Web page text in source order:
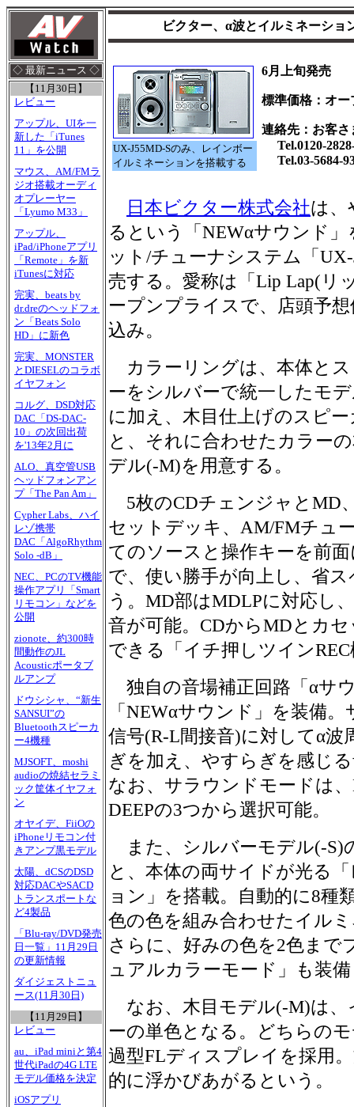
◇ 最新ニュース ◇
【11月30日】
レビュー
アップル、UIを一
新した「iTunes
11」を公開
マウス、AM/FMラ
ジオ搭載オーディ
オプレーヤー
「Lyumo M33」
アップル、
iPad/iPhoneアプリ
「Remote」を新
iTunesに対応
完実、beats by
dr.dreのヘッドフォ
ン「Beats Solo
HD」に新色
完実、MONSTER
とDIESELのコラボ
イヤフォン
コルグ、DSD対応
DAC「DS-DAC-
10」の次回出荷
を'13年2月に
ALO、真空管USB
ヘッドフォンアン
プ「The Pan Am」
Cypher Labs、ハイ
レゾ携帯
DAC「AlgoRhythm
Solo -dB」
NEC、PCのTV機能
操作アプリ「Smart
リモコン」などを
公開
zionote、約300時
間動作のJL
Acousticポータブ
ルアンプ
ドウシシャ、“新生
SANSUI”の
Bluetoothスピーカ
ー4機種
MJSOFT、moshi
audioの焼結セラミ
ック筐体イヤフォ
ン
オヤイデ、FiiOの
iPhoneリモコン付
きアンプ黒モデル
太陽、dCSのDSD
対応DACやSACD
トランスポートな
ど4製品
「Blu-ray/DVD発売
日一覧」11月29日
の更新情報
ダイジェストニュ
ース(11月30日)
【11月29日】
レビュー
au、iPad miniと第4
世代iPadの4G LTE
モデル価格を決定
iOSアプリ
ビクター、α波とイルミネーショ
UX-J55MD-Sのみ、レインボー
イルミネーションを搭載する
6月上旬発売
標準価格：オー
連絡先：お客
Tel.0120-
Tel.03-5684-
日本ビクター株式会社は、
るという「NEWαサウンド
ット/チューナシステム「
売する。愛称は「Lip Lap(リ
ープンプライスで、店頭予
込み。
カラーリングは、本体とス
ーをシルバーで統一したモ
に加え、木目仕上げのスピー
と、それに合わせたカラー
デル(-M)を用意する。
5枚のCDチェンジャとMD
セットデッキ、AM/FMチュ
てのソースと操作キーを前
で、使い勝手が向上し、省
う。MD部はMDLPに対応し
音が可能。CDからMDとカ
できる「イチ押しツイン
独自の音場補正回路「αサ
「NEWαサウンド」を装備
信号(R-L間接音)に対してα波
ぎを加え、やすらぎを感じ
なお、サラウンドモードは
DEEPの3つから選択可能。
また、シルバーモデル(-S)
と、本体の両サイドが光る
ョン」を搭載。自動的に8種
色の色を組み合わせたイル
さらに、好みの色を2色まで
ュアルカラーモード」も装
なお、木目モデル(-M)は、
ーの単色となる。どちらの
過型FLディスプレイを採用
的に浮かびあがるという。